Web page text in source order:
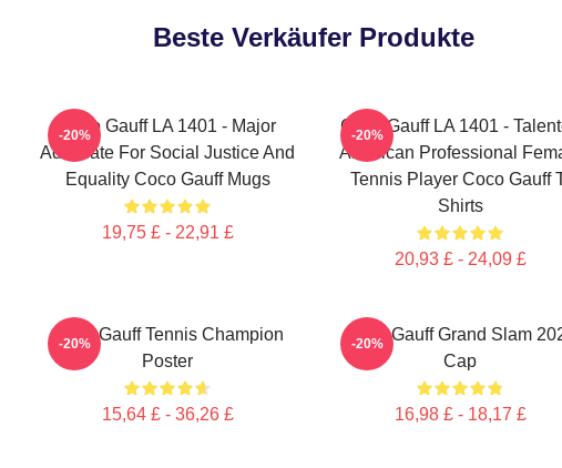
Beste Verkäufer Produkte
Coco Gauff LA 1401 - Major
Advocate For Social Justice And
Equality Coco Gauff Mugs
19,75 £ - 22,91 £
-20%
Coco Gauff LA 1401 -
American Professional
Tennis Player Coco Gauff
Shirts
20,93 £ - 24,09 £
-20%
Coco Gauff Tennis Champion
Poster
15,64 £ - 36,26 £
-20%
Coco Gauff Grand Slam
Cap
16,98 £ - 18,17 £
-20%